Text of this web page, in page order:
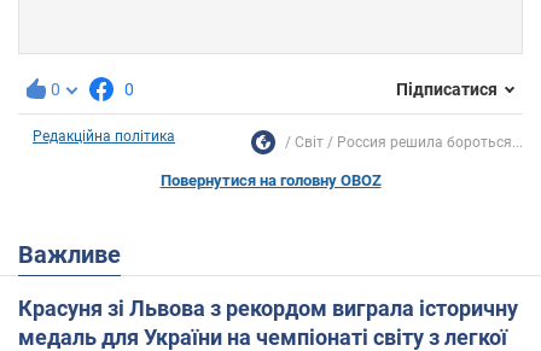
0 0 Підписатися
Редакційна політика Світ Россия решила бороться...
Повернутися на головну OBOZ
Важливе
Красуня зі Львова з рекордом виграла історичну
медаль для України на чемпіонаті світу з легкої